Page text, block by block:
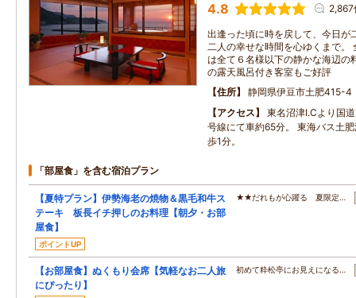
4.8 2,867
出逢った頃に時を戻して、今日
二人の幸せな時間を心ゆくまで。
は全て６名様以下の静かな海辺の
の露天風呂付き客室もご好評
住所
静岡県伊豆市土肥415-4
アクセス
東名沼津I.Cより国
号線にて車約65分。 東海バス土
歩1分。
「部屋食」を含む宿泊プラン
【夏特プラン】伊勢海老の焼物＆黒毛和牛ス
テーキ 板長イチ押しのお料理【朝夕・お部
屋食】
ポイントUP
★★だれもが心躍る 夏限定…
【お部屋食】ぬくもり会席【気軽なお二人旅
にぴったり】
初めて粋松亭にお見えになる…